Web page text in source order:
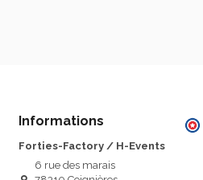
Informations
Forties-Factory / H-Events
6 rue des marais